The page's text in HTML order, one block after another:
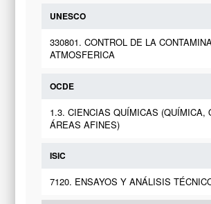
UNESCO
330801. CONTROL DE LA
ATMOSFERICA
OCDE
1.3. CIENCIAS QUÍMICAS (QUÍMICA,
ÁREAS AFINES)
ISIC
7120. ENSAYOS Y ANÁLISIS